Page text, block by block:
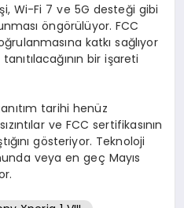
Wi-Fi 7 ve 5G desteği gibi
öngörülüyor. FCC
katkı sağlıyor
bir işareti
tarihi henüz
ve FCC sertifikasının
gösteriyor. Teknoloji
veya en geç Mayıs